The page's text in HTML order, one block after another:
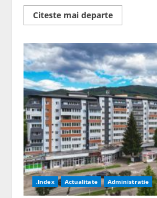
Citeste mai departeRead
more
Investiții
în
eficiența
energetică
a
blocurilor.
Peste
140
de
de
pe
strada
1
Decembrie
1918,
aproape
de
finalizare
.Index Actualitate Administratie